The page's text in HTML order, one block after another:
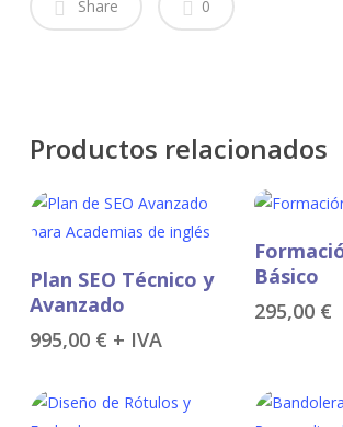
Share 0
Productos relacionados
Añadir Al Carrito
Plan SEO Técnico y
Avanzado
995,00 € + IVA
Básico
295,00 €